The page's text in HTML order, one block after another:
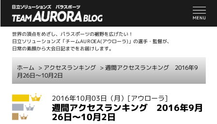
世界の頂点をめざし、パラスポーツの裾野を広げたい！
日立ソリューションズ「チームAUROEA(アウローラ)」の選手・監督が、
日常の素顔から大会日記までをお届けします。
ホーム > アクセスランキング > 週間アクセスランキング 2016年9
月26日～10月2日
2016年10月03日（月） [アウローラ]
週間アクセスランキング 2016年9月
26日～10月2日